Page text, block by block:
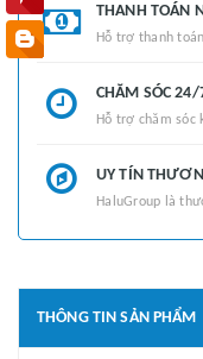
THANH TOÁN
Hỗ trợ thanh
CHĂM SÓC 24/
Hỗ trợ chăm sóc
UY TÍN
HaluGroup là
THÔNG TIN SẢN PHẨM